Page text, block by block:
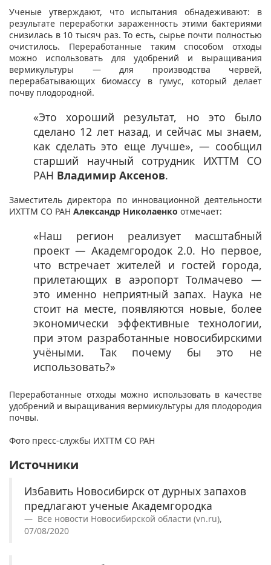
Ученые утверждают, что испытания обнадеживают: в
результате переработки зараженность этими бактериями
снизилась в 10 тысяч раз. То есть, сырье почти полностью
очистилось. Переработанные таким способом отходы
можно использовать для удобрений и выращивания
вермикультуры — для производства червей,
перерабатывающих биомассу в гумус, который делает
почву плодородной.
​​«Это хороший результат, но это было
сделано 12 лет назад, и сейчас мы знаем,
как сделать это еще лучше», — сообщил
старший научный сотрудник ИХТТМ СО
РАН Владимир Аксенов.
Заместитель директора по инновационной деятельности
ИХТТМ СО РАН Александр Николаенко отмечает:
«Наш регион реализует масштабный
проект — Академгородок 2.0. Но первое,
что встречает жителей и гостей города,
прилетающих в аэропорт Толмачево —
это именно неприятный запах. Наука не
стоит на месте, появляются новые, более
экономически эффективные технологии,
при этом разработанные новосибирскими
учёными. Так почему бы это не
использовать?»
Переработанные отходы можно использовать в качестве
удобрений и выращивания вермикультуры для плодородия
почвы.​ ​
Фото пресс-службы ИХТТМ СО РАН
Источники
Избавить Новосибирск от дурных запахов
предлагают ученые Академгородка
Все новости Новосибирской области (vn.ru),
07/08/2020